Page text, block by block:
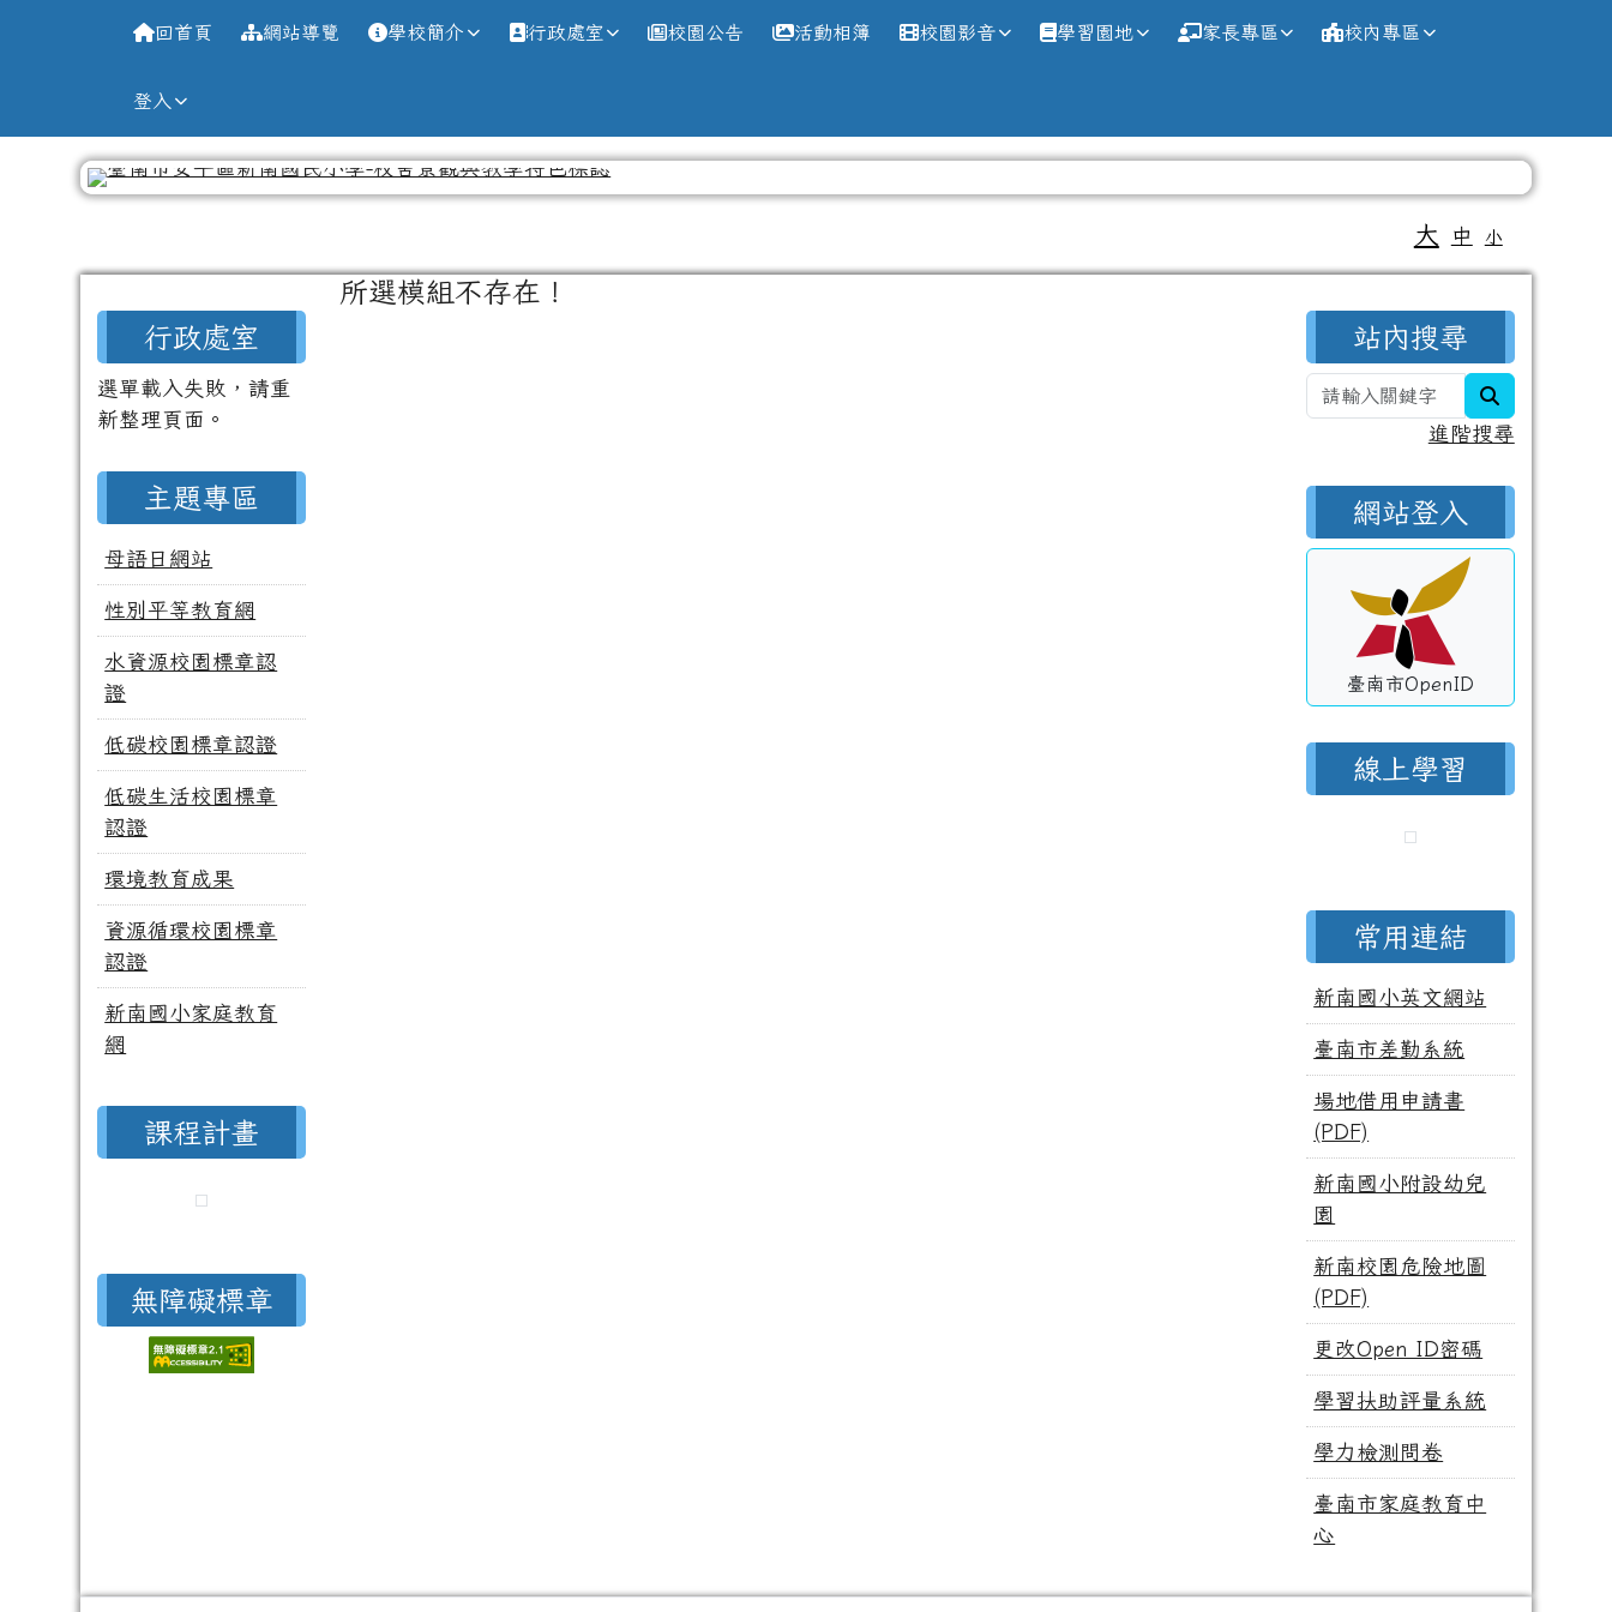
台南市新南國小全球資訊網
回首頁 網站導覽 學校簡介 行政處室 校園公告 活動相簿 校園影音 學習園地 家長專區 校內專區
登入
大 中 小
左邊區域內容
行政處室
選單載入失敗，請重
新整理頁面。
主題專區
母語日網站
性別平等教育網
水資源校園標章認
證
低碳校園標章認證
低碳生活校園標章
認證
環境教育成果
資源循環校園標章
認證
新南國小家庭教育
網
課程計畫
無障礙標章
主內容區域
所選模組不存在！
右邊區域內容
站內搜尋
進階搜尋
網站登入
臺南市OpenID
線上學習
常用連結
新南國小英文網站
臺南市差勤系統
場地借用申請書
(PDF)
新南國小附設幼兒
園
新南校園危險地圖
(PDF)
更改Open ID密碼
學習扶助評量系統
學力檢測問卷
臺南市家庭教育中
心